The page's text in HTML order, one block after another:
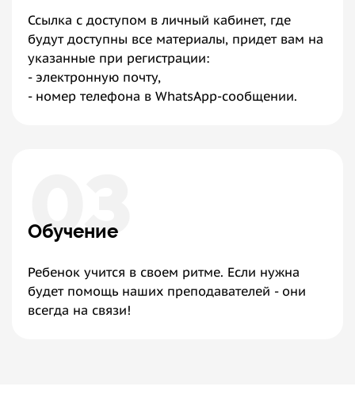
Ссылка с доступом в личный кабинет, где
будут доступны все материалы, придет вам на
указанные при регистрации:
- электронную почту,
- номер телефона в WhatsApp-сообщении.
03
Обучение
Ребенок учится в своем ритме. Если нужна
будет помощь наших преподавателей - они
всегда на связи!